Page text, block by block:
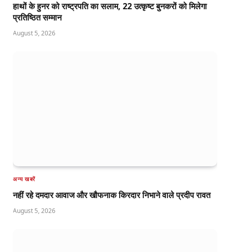
हाथों के हुनर को राष्ट्रपति का सलाम, 22 उत्कृष्ट बुनकरों को मिलेगा
प्रतिष्ठित सम्मान
August 5, 2026
अन्य खबरें
नहीं रहे दमदार आवाज और खौफनाक किरदार निभाने वाले प्रदीप रावत
August 5, 2026